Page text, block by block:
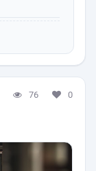
76 0